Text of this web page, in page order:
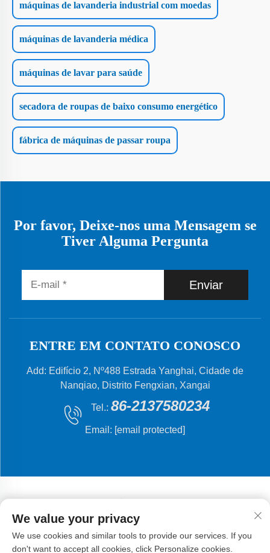
máquinas de lavanderia industrial com moedas
máquinas de lavanderia médica
máquinas de lavar para saúde
secadora de roupas de baixo consumo energético
fábrica de máquinas de passar roupa
Por favor, Deixe-nos uma Mensagem se
Tiver Alguma Pergunta
Enviar
ENTRE EM CONTATO CONOSCO
Add: Edifício 2, Nº488 Estrada Yanghai, Cidade de
Nanqiao, Distrito Fengxian, Xangai
Tel.: 86-2137580234
Email: [email protected]
Direitos autorais © 2024 Shanghai Flying Fish Machinery
Manufacturing Co., Ltd.Política de Privacidade
We value your privacy
We use cookies and similar tools to provide our services. If you
don't want to accept all cookies, click Personalize cookies.